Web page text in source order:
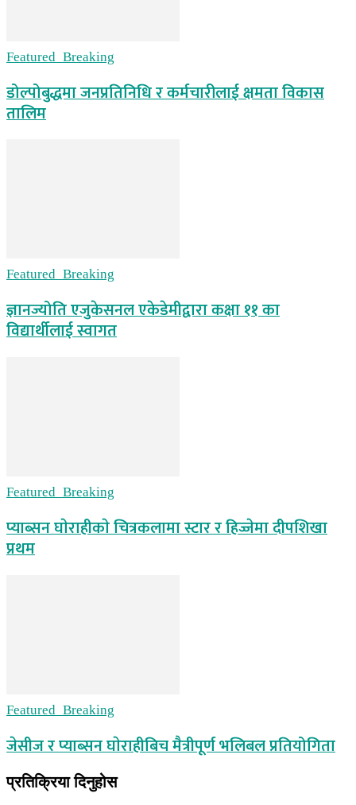
Featured_Breaking
डोल्पोबुद्धमा जनप्रतिनिधि र कर्मचारीलाई क्षमता विकास
तालिम
Featured_Breaking
ज्ञानज्योति एजुकेसनल एकेडेमीद्वारा कक्षा ११ का
विद्यार्थीलाई स्वागत
Featured_Breaking
प्याब्सन घाेराहीकाे चित्रकलामा स्टार र हिज्जेमा दीपशिखा
प्रथम
Featured_Breaking
जेसीज र प्याब्सन घाेराहीबिच मैत्रीपूर्ण भलिबल प्रतियोगिता
प्रतिक्रिया दिनुहोस